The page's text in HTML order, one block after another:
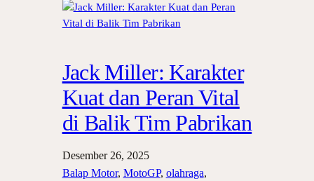
Jack Miller: Karakter
Kuat dan Peran Vital
di Balik Tim Pabrikan
Desember 26, 2025
Balap Motor, MotoGP, olahraga